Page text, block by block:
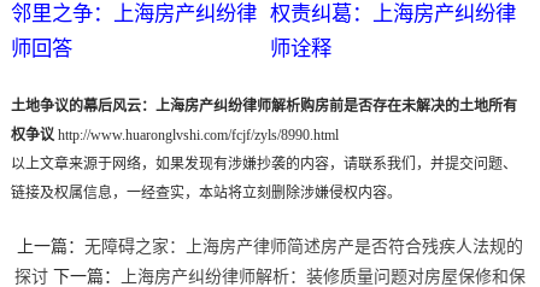
邻里之争：上海房产纠纷律
师回答
权责纠葛：上海房产纠纷律
师诠释
土地争议的幕后风云：上海房产纠纷律师解析购房前是否存在未解决的土地所有
权争议http://www.huaronglvshi.com/fcjf/zyls/8990.html
以上文章来源于网络，如果发现有涉嫌抄袭的内容，请联系我们，并提交问题、
链接及权属信息，一经查实，本站将立刻删除涉嫌侵权内容。
上一篇： 无障碍之家：上海房产律师简述房产是否符合残疾人法规的
探讨下一篇：
上海房产纠纷律师解析：装修质量问题对房屋保修和保